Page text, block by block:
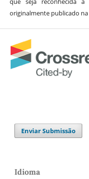
originalmente publicado
Enviar Submissão
Idioma